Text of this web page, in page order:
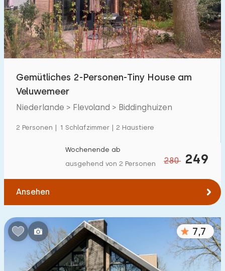
Schwimmbad 58
Eingezäunter Garten 18
Haustierfrei 48
Ladestation Auto
€ 0 — € 1000+
Schlafzimmern:
2 3 4 5
Gemütliches 2-Personen-Tiny House am
Veluwemeer
Niederlande > Flevoland > Biddinghuizen
2 Personen | 1 Schlafzimmer | 2 Haustiere
280 249
Wochenende ab
ausgehend von 2 Personen
Ansehen
7,7